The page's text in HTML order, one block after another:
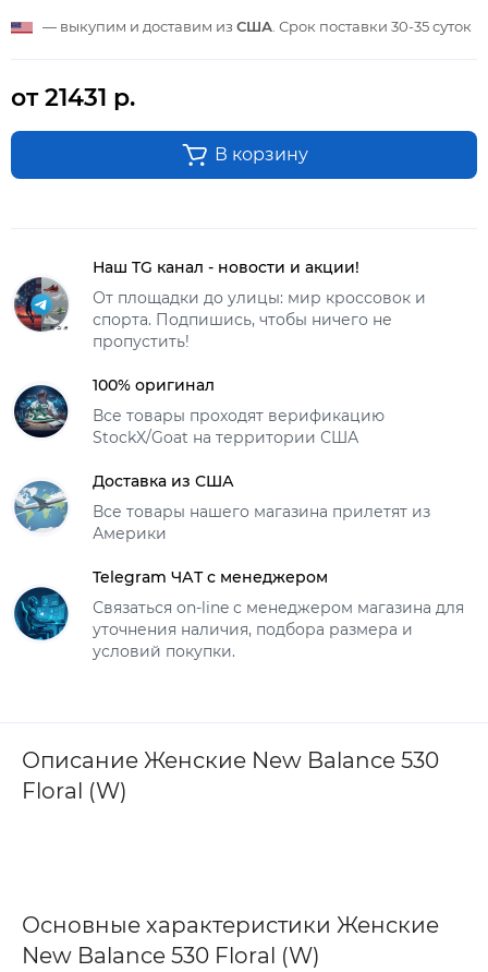
— выкупим и доставим из США . Срок поставки 30-35 суток
от 21431 р.
В корзину
Наш TG канал - новости и акции!
От площадки до улицы: мир кроссовок и
спорта. Подпишись, чтобы ничего не
пропустить!
100% оригинал
Все товары проходят верификацию
StockX/Goat на территории США
Доставка из США
Все товары нашего магазина прилетят из
Америки
Telegram ЧАТ с менеджером
Связаться on-line с менеджером магазина для
уточнения наличия, подбора размера и
условий покупки.
Описание Женские New Balance 530
Floral (W)
Основные характеристики Женские
New Balance 530 Floral (W)